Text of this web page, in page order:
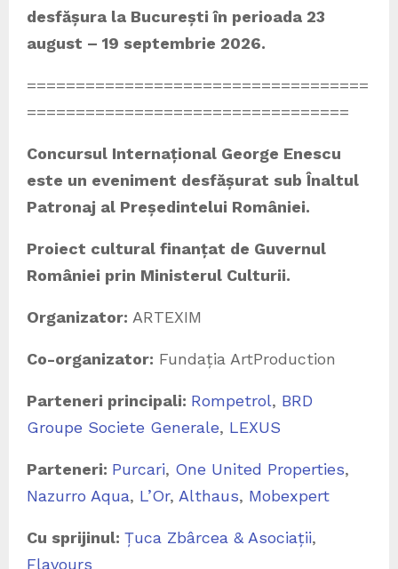
desfășura la București în perioada 23
august – 19 septembrie 2026.
===================================
=================================
Concursul Internațional George Enescu
este un eveniment desfășurat sub Înaltul
Patronaj al Președintelui României.
Proiect cultural finanțat de Guvernul
României prin Ministerul Culturii.
Organizator: ARTEXIM
Co-organizator: Fundația ArtProduction
Parteneri principali: Rompetrol, BRD
Groupe Societe Generale, LEXUS
Parteneri: Purcari, One United Properties,
Nazurro Aqua, L’Or, Althaus, Mobexpert
Cu sprijinul: Țuca Zbârcea & Asociații,
Flavours